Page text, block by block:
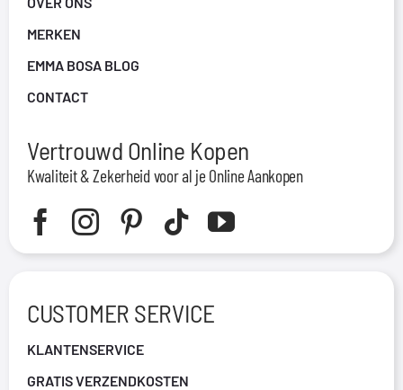
MERKEN
EMMA BOSA BLOG
CONTACT
Vertrouwd Online Kopen
Kwaliteit & Zekerheid voor al je Online Aankopen
CUSTOMER SERVICE
KLANTENSERVICE
GRATIS VERZENDKOSTEN